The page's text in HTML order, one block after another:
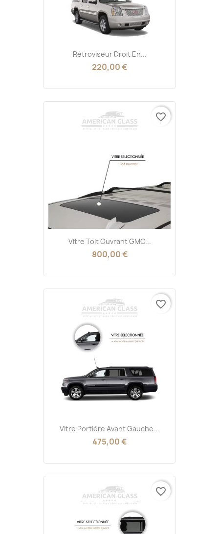
Rétroviseur Droit En...
220,00 €
Vitre Toit Ouvrant GMC...
800,00 €
favorite_border
Vitre Portière Avant Gauche...
475,00 €
favorite_border
favorite_border